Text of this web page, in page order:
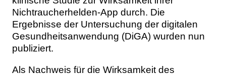
Nichtraucherhelden-App durch. Die
Ergebnisse der Untersuchung der digitalen
Gesundheitsanwendung (DiGA) wurden nun
publiziert.
Als Nachweis für die Wirksamkeit des